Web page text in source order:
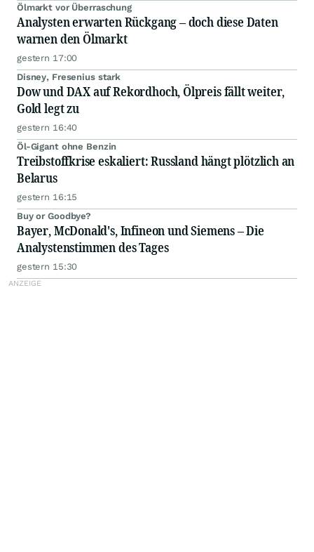
Ölmarkt vor Überraschung
Analysten erwarten Rückgang – doch diese Daten
warnen den Ölmarkt
gestern 17:00
Disney, Fresenius stark
Dow und DAX auf Rekordhoch, Ölpreis fällt weiter,
Gold legt zu
gestern 16:40
Öl-Gigant ohne Benzin
Treibstoffkrise eskaliert: Russland hängt plötzlich an
Belarus
gestern 16:15
Buy or Goodbye?
Bayer, McDonald's, Infineon und Siemens – Die
Analystenstimmen des Tages
gestern 15:30